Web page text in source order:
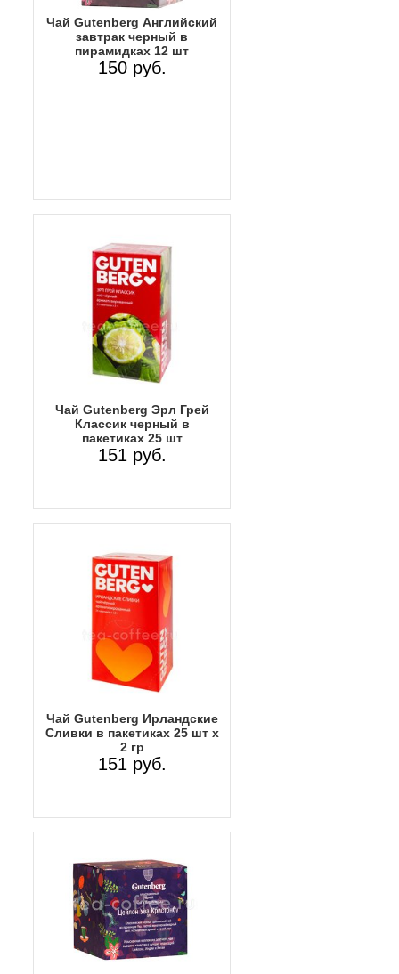
Чай Gutenberg Английский
завтрак черный в
пирамидках 12 шт
150 руб.
Чай Gutenberg Эрл Грей
Классик черный в
пакетиках 25 шт
151 руб.
Чай Gutenberg Ирландские
Сливки в пакетиках 25 шт х
2 гр
151 руб.